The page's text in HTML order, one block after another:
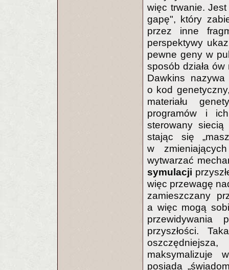
więc trwanie.
gapę", który
przez inne
perspektywy
pewne geny w
sposób działa
Dawkins
o kod
materiału
programów i
sterowany siecią
stając się
w
wytwarzać
symulacji
więc przewagę
zamieszczany
a więc mogą
przewidywania
przyszłości.
maksymalizuje
posiada